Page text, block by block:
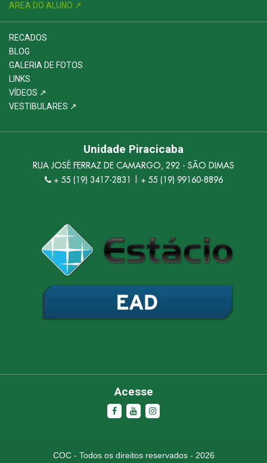
AREA DO ALUNO ↗
RECADOS
BLOG
GALERIA DE FOTOS
LINKS
VÍDEOS ↗
VESTIBULARES ↗
Unidade Piracicaba
RUA JOSÉ FERRAZ DE CAMARGO, 292 - SÃO DIMAS
+ 55 (19) 3417-2831 | + 55 (19) 99160-8896
Acesse
COC - Todos os direitos reservados - 2026
Olá, insira seus dados para continuar.